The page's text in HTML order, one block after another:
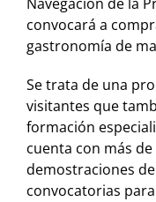
convocará a
gastronomía de
Se trata de una
visitantes que
formación
cuenta con más
demostraciones
convocatorias